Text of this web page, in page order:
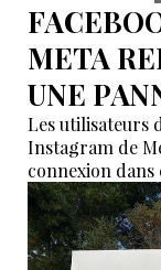
META
UNE
Les utilisateurs
Instagram de
connexion dans
généralisée.